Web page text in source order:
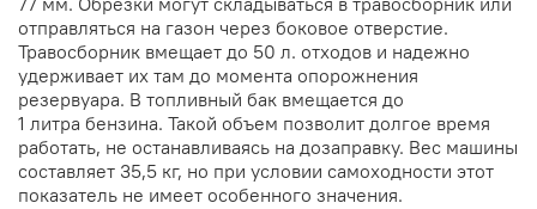
отправляться на газон через боковое отверстие.
Травосборник вмещает до 50 л. отходов и надежно
удерживает их там до момента опорожнения
резервуара. В топливный бак вмещается до
1 литра бензина. Такой объем позволит долгое время
работать, не останавливаясь на дозаправку. Вес машины
составляет 35,5 кг, но при условии самоходности этот
показатель не имеет особенного значения.